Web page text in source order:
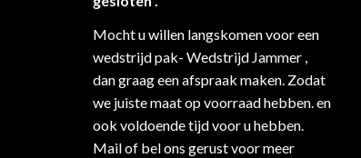
Mocht u willen langskomen voor een
wedstrijd pak- Wedstrijd Jammer ,
dan graag een afspraak maken. Zodat
we juiste maat op voorraad hebben. en
ook voldoende tijd voor u hebben.
Mail of bel ons gerust voor meer